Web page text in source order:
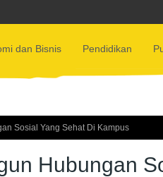
dan Bisnis Pendidikan
Sosial Yang Sehat Di Kampus
Hubungan